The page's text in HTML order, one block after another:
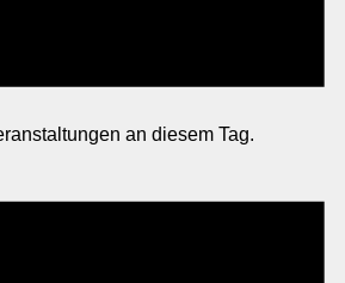
an diesem Tag.